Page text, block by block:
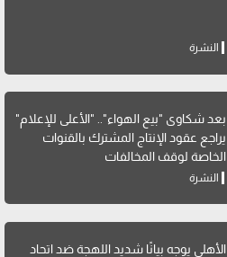
النشرة
بعد شكاوى "بيع الهواء".. "الأعلى للإعلام"
يراجع عقود الإنتاج المشترك بالقنوات
الخاصة لوقف المخالفات
النشرة
الأهلي يوجه بيانًا شديد اللهجة ضد اتحاد